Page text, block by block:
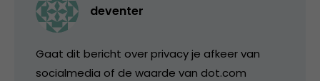
deventer
Gaat dit bericht over privacy je afkeer van
socialmedia of de waarde van dot.com